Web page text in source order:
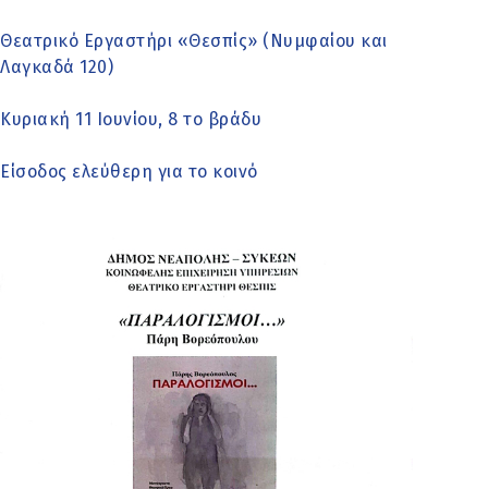
Θεατρικό Εργαστήρι «Θεσπίς» (Νυμφαίου και
Λαγκαδά 120)
Κυριακή 11 Ιουνίου, 8 το βράδυ
Είσοδος ελεύθερη για το κοινό